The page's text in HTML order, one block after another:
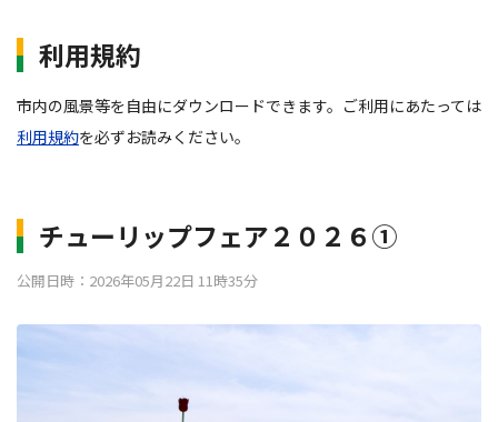
利用規約
市内の風景等を自由にダウンロードできます。ご利用にあたっては
利用規約を必ずお読みください。
チューリップフェア２０２６①
公開日時：2026年05月22日 11時35分